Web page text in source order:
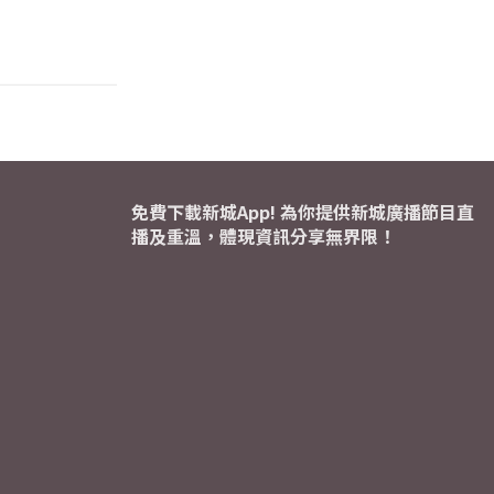
免費下載新城App! 為你提供新城廣播節目直
播及重溫，體現資訊分享無界限！